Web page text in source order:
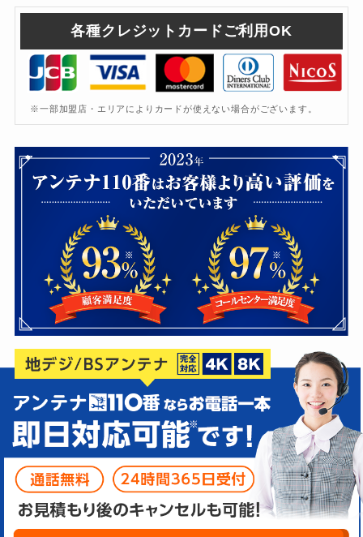
各種クレジットカードご利用OK
※一部加盟店・エリアによりカードが使えない場合がございます。